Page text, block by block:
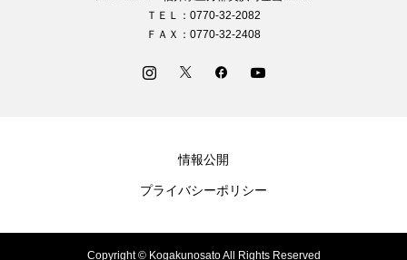
ＴＥＬ：0770-32-2082
ＦＡＸ：0770-32-2408
情報公開
プライバシーポリシー
Copyright © Kogakunosato All Rights Reserved